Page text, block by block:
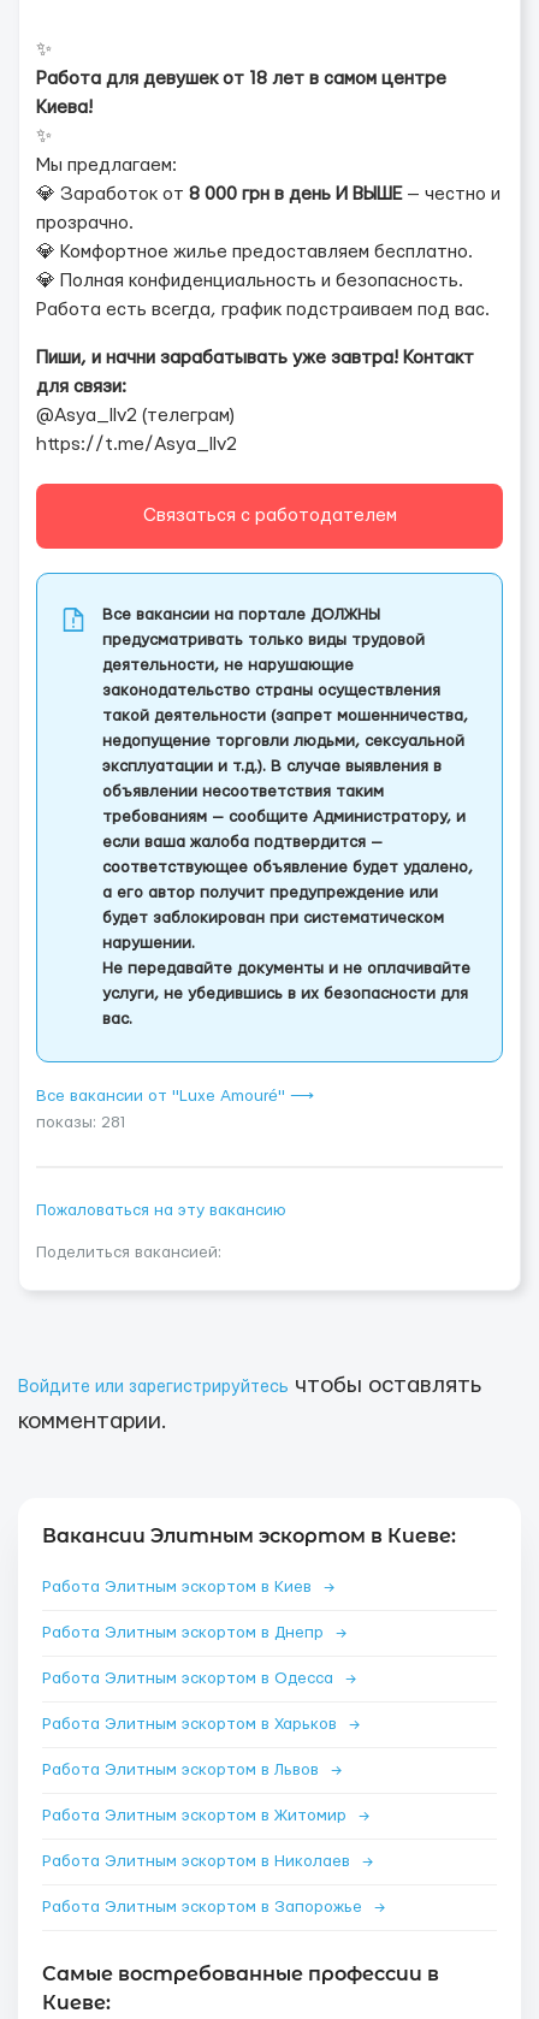
✨
Работа для девушек от 18 лет в самом центре
Киева!
✨
Мы предлагаем:
💎 Заработок от 8 000 грн в день И ВЫШЕ— честно и
прозрачно.
💎 Комфортное жилье предоставляем бесплатно.
💎 Полная конфиденциальность и безопасность.
Работа есть всегда, график подстраиваем под вас.
Пиши, и начни зарабатывать уже завтра! Контакт
для связи:
@Asya_llv2 (телеграм)
https://t.me/Asya_llv2
Связаться с работодателем
Все вакансии на портале ДОЛЖНЫ
предусматривать только виды трудовой
деятельности, не нарушающие
законодательство страны осуществления
такой деятельности (запрет мошенничества,
недопущение торговли людьми, сексуальной
эксплуатации и т.д.). В случае выявления в
объявлении несоответствия таким
требованиям — сообщите Администратору, и
если ваша жалоба подтвердится —
соответствующее объявление будет удалено,
а его автор получит предупреждение или
будет заблокирован при систематическом
нарушении.
Не передавайте документы и не оплачивайте
услуги, не убедившись в их безопасности для
вас.
Все вакансии от "Luxe Amouré" ⟶
показы: 281
Пожаловаться на эту вакансию
Поделиться вакансией:
Войдите или зарегистрируйтесь чтобы оставлять
комментарии.
Вакансии Элитным эскортом в Киеве:
Работа Элитным эскортом в Киев →
Работа Элитным эскортом в Днепр →
Работа Элитным эскортом в Одесса →
Работа Элитным эскортом в Харьков →
Работа Элитным эскортом в Львов →
Работа Элитным эскортом в Житомир →
Работа Элитным эскортом в Николаев →
Работа Элитным эскортом в Запорожье →
Самые востребованные профессии в
Киеве: